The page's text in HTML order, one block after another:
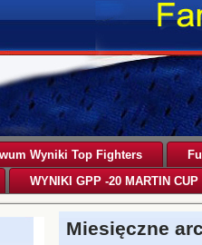
Wyniki Top Fighters
WYNIKI GPP -20 MARTIN CUP
Miesięczne